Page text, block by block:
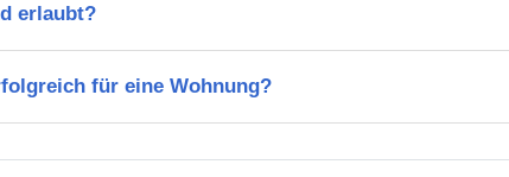
erlaubt?
für eine Wohnung?